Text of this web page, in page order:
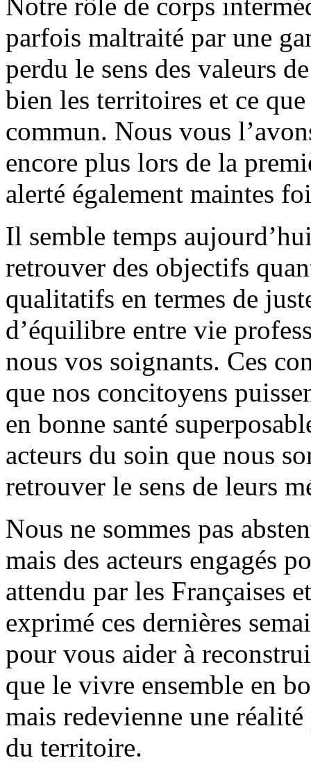
Notre rôle de corps
parfois maltraité par une
perdu le sens des valeurs
bien les territoires et ce
commun. Nous vous
encore plus lors de la
alerté également maintes
Il semble temps
retrouver des objectifs
qualitatifs en termes de
d’équilibre entre vie
nous vos soignants. Ces
que nos concitoyens
en bonne santé
acteurs du soin que nous
retrouver le sens de leurs
Nous ne sommes pas
mais des acteurs engagés
attendu par les Françaises
exprimé ces dernières
pour vous aider à
que le vivre ensemble en
mais redevienne une
du territoire.